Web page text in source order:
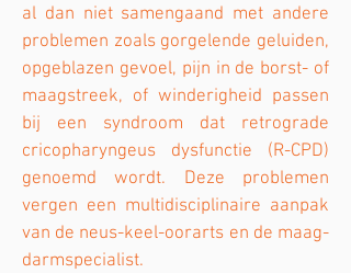
al dan niet samengaand met andere
problemen zoals gorgelende geluiden,
opgeblazen gevoel, pijn in de borst- of
maagstreek, of winderigheid passen
bij een syndroom dat retrograde
cricopharyngeus dysfunctie (R-CPD)
genoemd wordt. Deze problemen
vergen een multidisciplinaire aanpak
van de neus-keel-oorarts en de maag-
darmspecialist.